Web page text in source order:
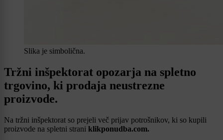
Slika je simbolična.
Tržni inšpektorat opozarja na spletno
trgovino, ki prodaja neustrezne
proizvode.
Na tržni inšpektorat so prejeli več prijav potrošnikov, ki so kupili
proizvode na spletni strani klikponudba.com.